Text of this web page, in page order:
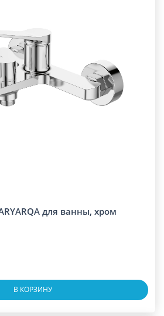
для ванны, хром
В КОРЗИНУ